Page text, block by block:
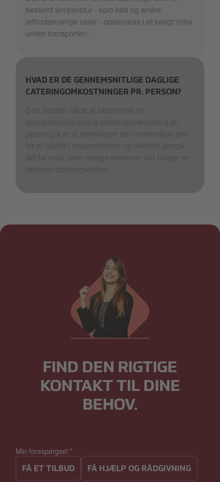
bestemt temperatur - som kød og andre
letfordærvelige varer - opbevares i et køligt miljø
under transporten.
HVAD ER DE GENNEMSNITLIGE DAGLIGE
CATERINGOMKOSTNINGER PR. PERSON?
Min forespørgsel *
FÅ ET TILBUD FÅ HJÆLP OG RÅDGIVNING
FIND DEN RIGTIGE
KONTAKT TIL DINE
BEHOV.